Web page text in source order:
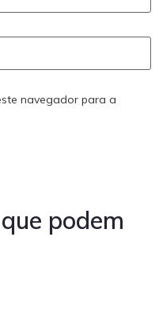
navegador para a
podem